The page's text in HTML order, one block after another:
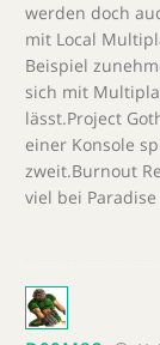
werden doch
mit Local
Beispiel
sich mit
lässt.Project
einer Konsole
zweit.Burnout
viel bei